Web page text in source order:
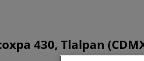
430, Tlalpan